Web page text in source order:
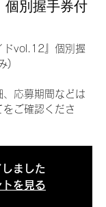
個別握手券付
ドvol.12』個別握
)
応募期間などは
をご確認くださ
ました
を見る